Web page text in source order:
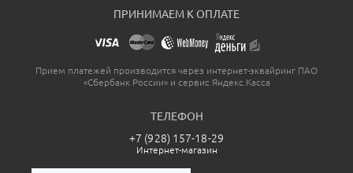
ПРИНИМАЕМ К ОПЛАТЕ
Прием платежей производится через интернет-эквайринг ПАО
«Сбербанк России» и сервис Яндекс.Касса
ТЕЛЕФОН
+7 (928) 157-18-29
Интернет-магазин